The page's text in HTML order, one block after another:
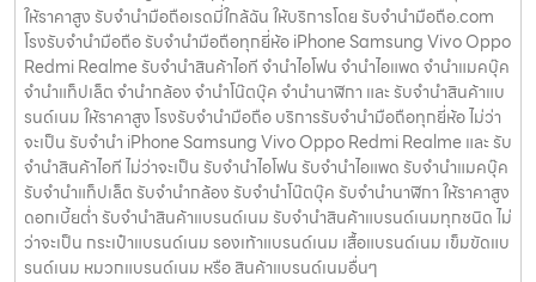
ให้ราคาสูง รับจำนำมือถือเรดมี่ใกล้ฉัน ให้บริการโดย รับจํานํามือถือ.com
โรงรับจำนำมือถือ รับจำนำมือถือทุกยี่ห้อ iPhone Samsung Vivo Oppo
Redmi Realme รับจำนำสินค้าไอที จำนำไอโฟน จำนำไอแพด จำนำแมคบุ๊ค
จำนำแท็ปเล็ต จำนำกล้อง จำนำโน๊ตบุ๊ค จำนำนาฬิกา และ รับจำนำสินค้าแบ
รนด์เนม ให้ราคาสูง โรงรับจำนำมือถือ บริการรับจำนำมือถือทุกยี่ห้อ ไม่ว่า
จะเป็น รับจำนำ iPhone Samsung Vivo Oppo Redmi Realme และ รับ
จำนำสินค้าไอที ไม่ว่าจะเป็น รับจำนำไอโฟน รับจำนำไอแพด รับจำนำแมคบุ๊ค
รับจำนำแท็ปเล็ต รับจำนำกล้อง รับจำนำโน๊ตบุ๊ค รับจำนำนาฬิกา ให้ราคาสูง
ดอกเบี้ยต่ำ รับจำนำสินค้าแบรนด์เนม รับจำนำสินค้าแบรนด์เนมทุกชนิด ไม่
ว่าจะเป็น กระเป๋าแบรนด์เนม รองเท้าแบรนด์เนม เสื้อแบรนด์เนม เข็มขัดแบ
รนด์เนม หมวกแบรนด์เนม หรือ สินค้าแบรนด์เนมอื่นๆ